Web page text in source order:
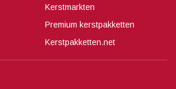
Kerstmarkten
Premium kerstpakketten
Kerstpakketten.net